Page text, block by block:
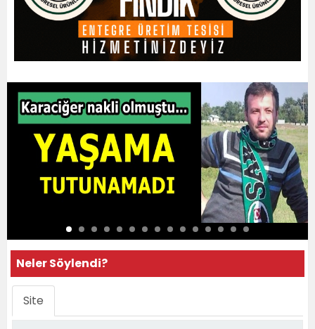
Neler Söylendi?
Site